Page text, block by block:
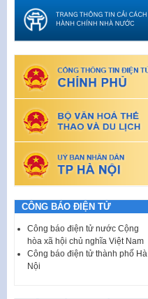
CÔNG BÁO ĐIỆN TỬ
Công báo điện tử nước Cộng
hòa xã hội chủ nghĩa Việt Nam
Công báo điện tử thành phố Hà
Nội